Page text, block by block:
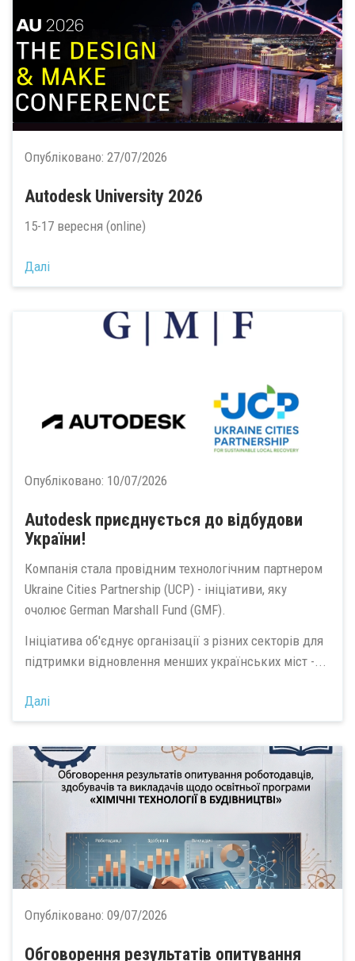
Опубліковано: 27/07/2026
Autodesk University 2026
15-17 вересня (online)
Далі
Опубліковано: 10/07/2026
Autodesk приєднується до відбудови
України!
Компанія стала провідним технологічним партнером
Ukraine Cities Partnership (UCP) - ініціативи, яку
очолює German Marshall Fund (GMF).
Ініціатива об'єднує організації з різних секторів для
підтримки відновлення менших українських міст -...
Далі
Опубліковано: 09/07/2026
Обговорення результатів опитування